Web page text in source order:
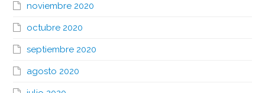
noviembre 2020
octubre 2020
septiembre 2020
agosto 2020